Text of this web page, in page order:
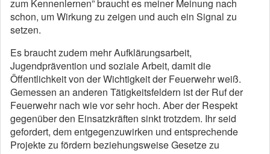
zum Kennenlernen” braucht es meiner Meinung nach
schon, um Wirkung zu zeigen und auch ein Signal zu
setzen.
Es braucht zudem mehr Aufklärungsarbeit,
Jugendprävention und soziale Arbeit, damit die
Öffentlichkeit von der Wichtigkeit der Feuerwehr weiß.
Gemessen an anderen Tätigkeitsfeldern ist der Ruf der
Feuerwehr nach wie vor sehr hoch. Aber der Respekt
gegenüber den Einsatzkräften sinkt trotzdem. Ihr seid
gefordert, dem entgegenzuwirken und entsprechende
Projekte zu fördern beziehungsweise Gesetze zu